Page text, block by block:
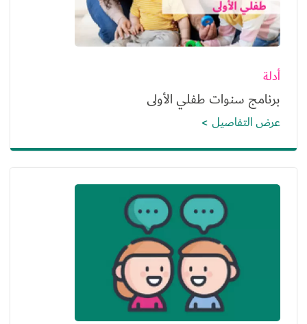
أدلة
برنامج سنوات طفلي الأولى
عرض التفاصيل
الصورة